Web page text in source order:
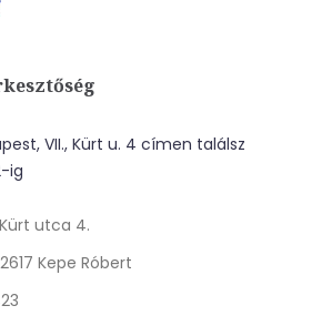
VII., Kürt u. 4 címen találsz
ig
utca 4.
Kepe Róbert